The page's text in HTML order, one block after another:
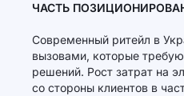
ЧАСТЬ
Современный ритейл в
вызовами, которые
решений. Рост затрат на
со стороны клиентов в